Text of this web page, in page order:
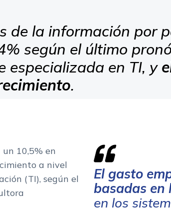
de la información por
según el último
especializada en TI, y
.
10,5% en
a nivel
(TI), según el
El gasto
basadas en
en los